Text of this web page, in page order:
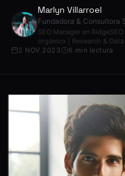
Marlyn Villarroel
Fundadora & Consultora
SEO Manager en
orgánico | Research &
2 NOV 2023
6 min lectura